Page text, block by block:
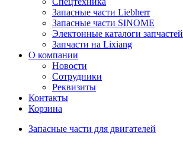
Запасные части Liebherr
Запасные части SINOME
Электонные каталоги запчастей
Запчасти на Lixiang
О компании
Новости
Сотрудники
Реквизиты
Контакты
Корзина
Запасные части для двигателей